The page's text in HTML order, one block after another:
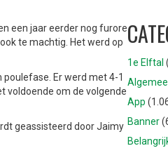
een jaar eerder nog furore
te machtig. Het werd op
Er werd met 4-1
voldoende om de volgende
geassisteerd door Jaimy
1e Elftal
App
Banner